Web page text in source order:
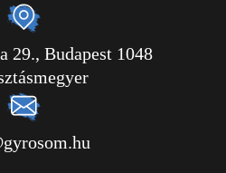
29., Budapest 1048